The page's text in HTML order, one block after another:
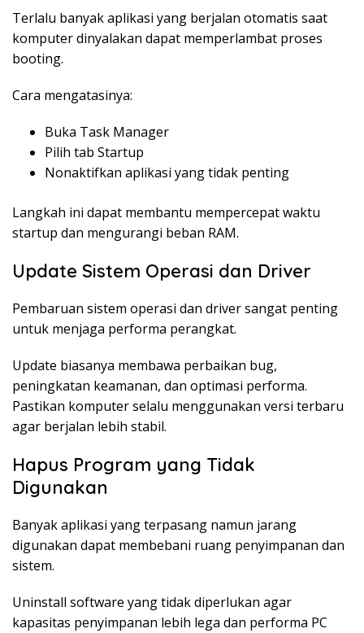
Terlalu banyak aplikasi yang berjalan otomatis saat
komputer dinyalakan dapat memperlambat proses
booting.
Cara mengatasinya:
Buka Task Manager
Pilih tab Startup
Nonaktifkan aplikasi yang tidak penting
Langkah ini dapat membantu mempercepat waktu
startup dan mengurangi beban RAM.
Update Sistem Operasi dan Driver
Pembaruan sistem operasi dan driver sangat penting
untuk menjaga performa perangkat.
Update biasanya membawa perbaikan bug,
peningkatan keamanan, dan optimasi performa.
Pastikan komputer selalu menggunakan versi terbaru
agar berjalan lebih stabil.
Hapus Program yang Tidak
Digunakan
Banyak aplikasi yang terpasang namun jarang
digunakan dapat membebani ruang penyimpanan dan
sistem.
Uninstall software yang tidak diperlukan agar
kapasitas penyimpanan lebih lega dan performa PC